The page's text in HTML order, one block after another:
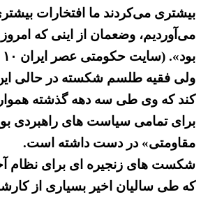
بیشتری می‌کردند ما افتخارات
می‌آوردیم، وضعمان از اینی که
بود». (سایت حکومتی عصر ایران ۱۰ بهمن ۱۴۰۰)
ولی فقیه طلسم شکسته در حالی
کند که وی طی سه دهه گذشته همواره
برای تمامی سیاست های راهبردی
مقاومتی» در دست داشته است.
شکست های زنجیره ای برای نظام
که طی سالیان اخیر بسیاری از